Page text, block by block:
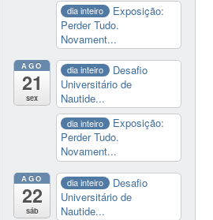
dia inteiro
Exposição:
Perder Tudo.
Novament...
AGO
21
sex
dia inteiro
Desafio
Universitário de
Nautide...
dia inteiro
Exposição:
Perder Tudo.
Novament...
AGO
22
sáb
dia inteiro
Desafio
Universitário de
Nautide...